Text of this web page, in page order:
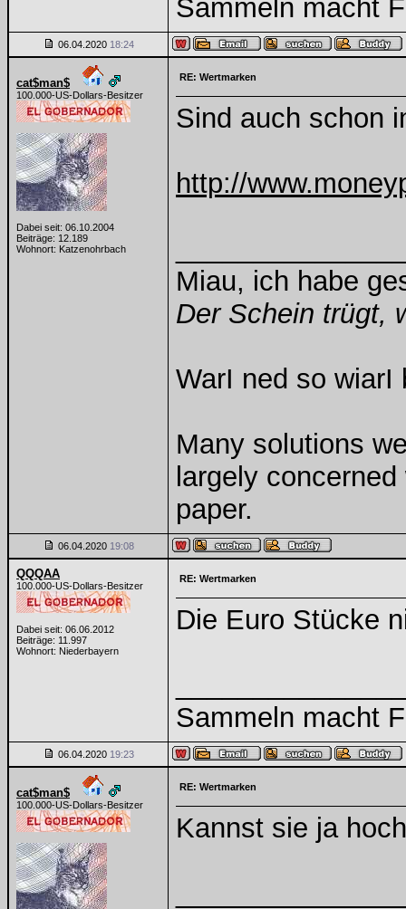
Sammeln macht
06.04.2020 18:24
cat$man$
100.000-US-Dollars-Besitzer
Dabei seit: 06.10.2004
Beiträge: 12.189
Wohnort: Katzenohrbach
RE: Wertmarken
Sind auch schon
http://
Miau, ich habe
Der Schein trügt,
WarI ned so wiarI
Many solutions
largely
paper.
06.04.2020 19:08
QQQAA
100.000-US-Dollars-Besitzer
Dabei seit: 06.06.2012
Beiträge: 11.997
Wohnort: Niederbayern
RE: Wertmarken
Die Euro Stücke
Sammeln macht
06.04.2020 19:23
cat$man$
100.000-US-Dollars-Besitzer
RE: Wertmarken
Kannst sie ja